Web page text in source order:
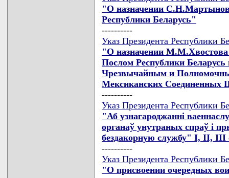
"О назначении
Республики Беларусь"
----------
Указ Президента Республики
"О назначении
Послом Республики
Чрезвычайным и
Мексиканских Соединенных
----------
Указ Президента Республики
"Аб узнагароджаннi
органаў унутраных спраў i
бездакорную службу" I, II, III
----------
Указ Президента Республики
"О присвоении очередных